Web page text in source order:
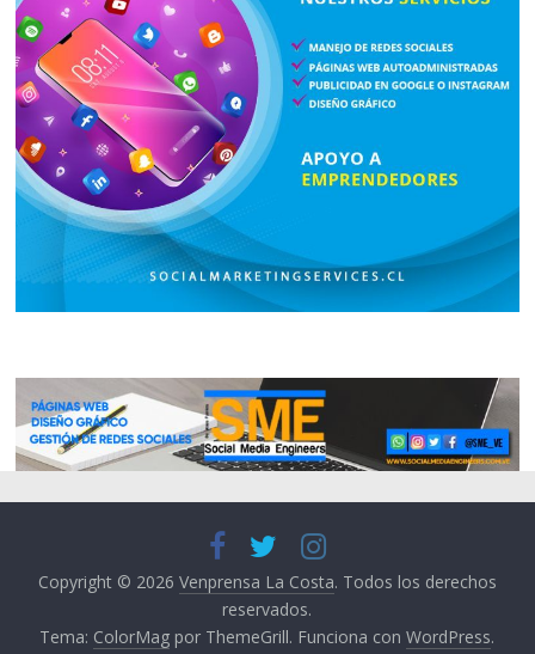
Copyright © 2026 Venprensa La Costa. Todos los derechos
reservados.
Tema: ColorMag por ThemeGrill. Funciona conWordPress.